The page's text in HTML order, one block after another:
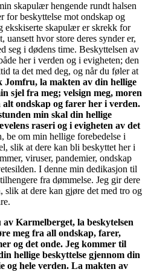
skapulær hengende rundt halsen
for beskyttelse mot ondskap og
ekskiserte skapulær er skrekk for
hvor store deres synder er,
seg i dødens time. Beskyttelsen av
her i verden og i evigheten; den
ta det med deg, og når du føler at
la makten av din hellige
sjel fra meg; velsign meg, moren
ondskap og farer her i verden.
min skal din hellige
raseri og i evigheten av det
be om min hellige forebedelse i
slik at dere kan bli beskyttet her i
viruser, pandemier, ondskap
I denne min dedikasjon til
fra dømmelse. Jeg gir dere
slik at dere kan gjøre det med tro og
Karmelberget, la beskytelsen
meg fra all ondskap, farer,
og det onde. Jeg kommer til
hellige beskyttelse gjennom din
og hele verden. La makten av